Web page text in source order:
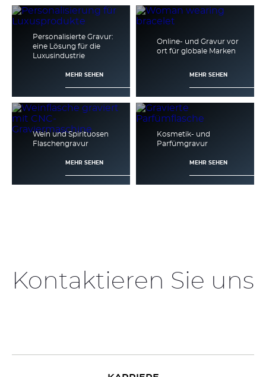
Personalisierte Gravur:
eine Lösung für die
Luxusindustrie
MEHR SEHEN
Online- und Gravur vor
ort für globale Marken
MEHR SEHEN
Wein und Spirituosen
Flaschengravur
MEHR SEHEN
Kosmetik- und
Parfümgravur
MEHR SEHEN
Kontaktieren Sie uns